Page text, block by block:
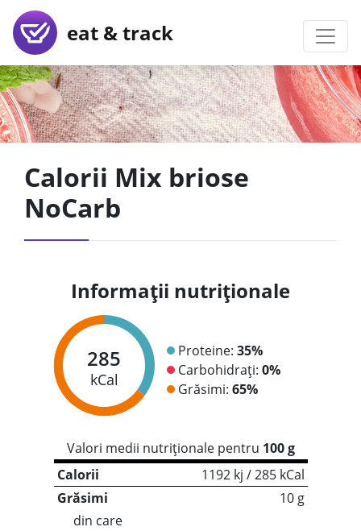
eat & track
Calorii Mix briose
NoCarb
Informații nutriționale
285
kCal
Proteine: 35%
Carbohidrați: 0%
Grăsimi: 65%
Valori medii nutriționale pentru 100 g
Calorii
1192 kj / 285 kCal
Grăsimi
10 g
din care